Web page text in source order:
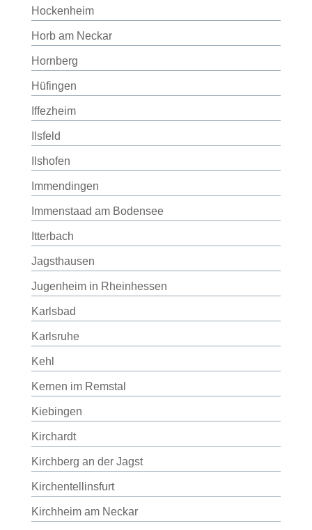
Hockenheim
Horb am Neckar
Hornberg
Hüfingen
Iffezheim
Ilsfeld
Ilshofen
Immendingen
Immenstaad am Bodensee
Itterbach
Jagsthausen
Jugenheim in Rheinhessen
Karlsbad
Karlsruhe
Kehl
Kernen im Remstal
Kiebingen
Kirchardt
Kirchberg an der Jagst
Kirchentellinsfurt
Kirchheim am Neckar